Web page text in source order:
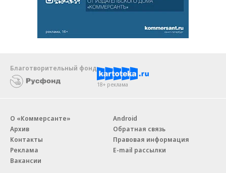
Благотворительный фонд
18+ реклама
О «Коммерсанте»
Архив
Контакты
Реклама
Вакансии
Android
Обратная связь
Правовая информация
E-mail рассылки